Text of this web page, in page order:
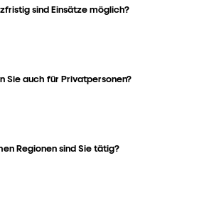
sind Einsätze möglich?
Sie auch für Privatpersonen?
Regionen sind Sie tätig?